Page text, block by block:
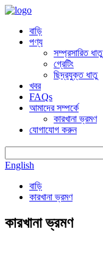
বাড়ি
পণ্য
সম্প্রসারিত ধাতু
গ্রেটিং
ছিদ্রযুক্ত ধাতু
খবর
FAQs
আমাদের সম্পর্কে
কারখানা ভ্রমণ
যোগাযোগ করুন
English
বাড়ি
কারখানা ভ্রমণ
কারখানা ভ্রমণ